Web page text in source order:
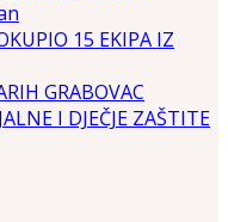
15 EKIPA IZ
GRABOVAC
I DJEČJE ZAŠTITE